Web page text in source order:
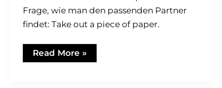
Frage, wie man den passenden Partner
findet: Take out a piece of paper.
Naturally
High
Read More »